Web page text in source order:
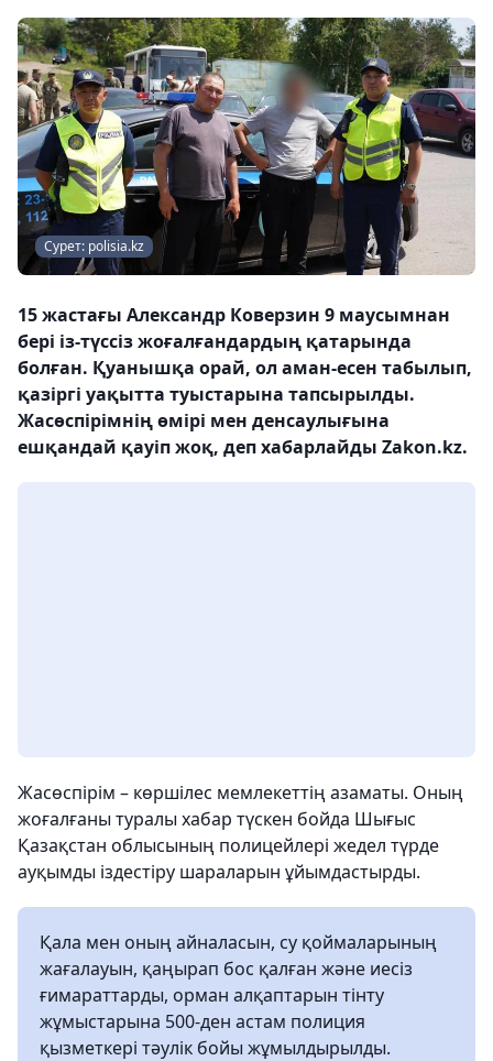
Сурет: polisia.kz
15 жастағы Александр Коверзин 9 маусымнан
бері із-түссіз жоғалғандардың қатарында
болған. Қуанышқа орай, ол аман-есен табылып,
қазіргі уақытта туыстарына тапсырылды.
Жасөспірімнің өмірі мен денсаулығына
ешқандай қауіп жоқ, деп хабарлайды Zakon.kz.
Жасөспірім – көршілес мемлекеттің азаматы. Оның
жоғалғаны туралы хабар түскен бойда Шығыс
Қазақстан облысының полицейлері жедел түрде
ауқымды іздестіру шараларын ұйымдастырды.
Қала мен оның айналасын, су қоймаларының
жағалауын, қаңырап бос қалған және иесіз
ғимараттарды, орман алқаптарын тінту
жұмыстарына 500-ден астам полиция
қызметкері тәулік бойы жұмылдырылды.